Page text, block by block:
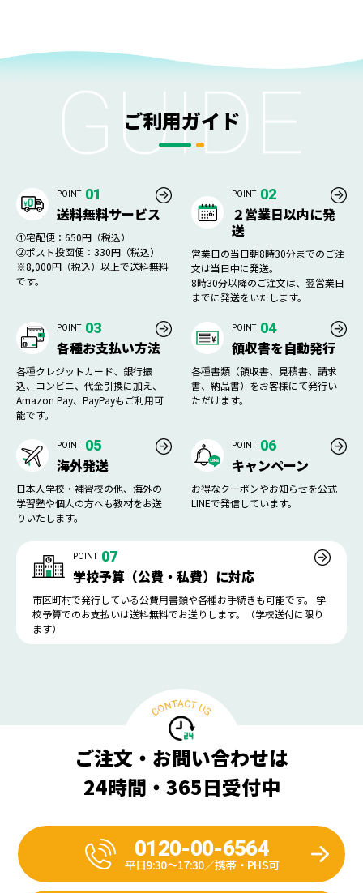
ご利用ガイド
POINT 01
送料無料サービス
①宅配便：650円（税込）
②ポスト投函便：330円（税込）
※8,000円（税込）以上で送料無料
です。
POINT 02
２営業日以内に発
送
営業日の当日朝8時30分までのご注
文は当日中に発送。
8時30分以降のご注文は、翌営業日
までに発送をいたします。
POINT 03
各種お支払い方法
各種クレジットカード、銀行振
込、コンビニ、代金引換に加え、
Amazon Pay、PayPayもご利用可
能です。
POINT 04
領収書を自動発行
各種書類（領収書、見積書、請求
書、納品書）をお客様にて発行い
ただけます。
POINT 05
海外発送
日本人学校・補習校の他、海外の
学習塾や個人の方へも教材をお送
りいたします。
POINT 06
キャンペーン
お得なクーポンやお知らせを公式
LINEで発信しています。
POINT 07
学校予算（公費・私費）に対応
市区町村で発行している公費用書類や各種お手続きも可能です。 学
校予算でのお支払いは送料無料でお送りします。（学校送付に限り
ます）
ご注文・お問い合わせは
24時間・365日受付中
0120-00-6564
平日9:30〜17:30／携帯・PHS可